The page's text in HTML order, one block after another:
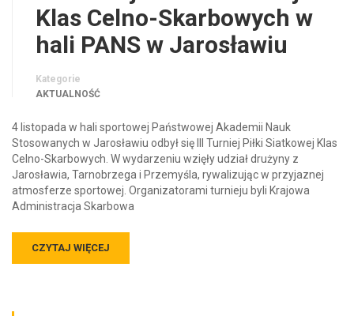
Klas Celno-Skarbowych w
hali PANS w Jarosławiu
Kategorie
AKTUALNOŚĆ
4 listopada w hali sportowej Państwowej Akademii Nauk
Stosowanych w Jarosławiu odbył się III Turniej Piłki Siatkowej Klas
Celno-Skarbowych. W wydarzeniu wzięły udział drużyny z
Jarosławia, Tarnobrzega i Przemyśla, rywalizując w przyjaznej
atmosferze sportowej. Organizatorami turnieju byli Krajowa
Administracja Skarbowa
CZYTAJ WIĘCEJ